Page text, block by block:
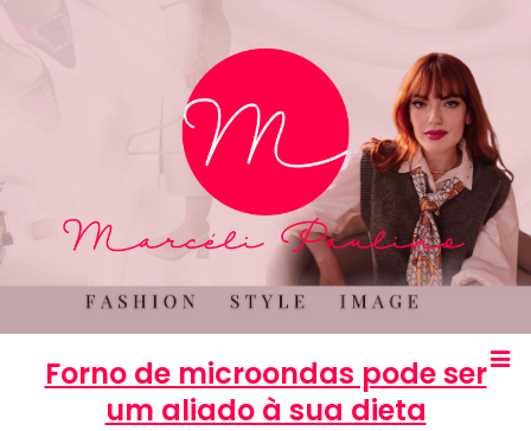
Forno de microondas pode ser
um aliado à sua dieta